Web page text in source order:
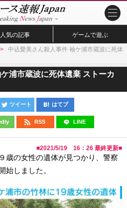
人気の記事 ゲームで遊ぶ
中込愛美さん殺人事件 袖ケ浦市蔵波に死体
浦市蔵波に死体遺棄 ストーカ
ツイート はてブ
RSS LINE
■2021/5/19 16：26 最終更新■
歳の女性の遺体が見つかり、警察
始しました。